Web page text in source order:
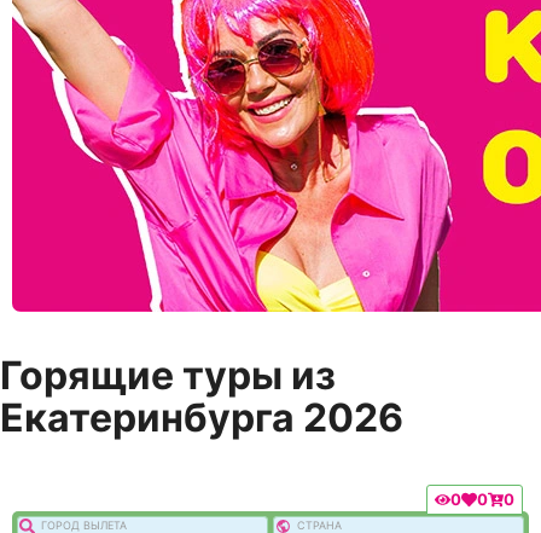
Горящие туры из
Екатеринбурга 2026
0 0 0
ГОРОД ВЫЛEТА СТРАНА